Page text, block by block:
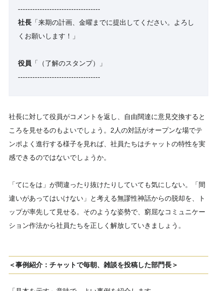
----------------------------------
社長 「来期の計画、金曜までに提出してください。よろし
くお願いします！」
役員 「（了解のスタンプ）」
----------------------------------
社長に対して役員がコメントを返し、自由闊達に意見交換すると
ころを見せるのもよいでしょう。2人の対話がオープンな場でテ
ンポよく進行する様子を見れば、社員たちはチャットの特性を実
感できるのではないでしょうか。
「てにをは」が間違ったり抜けたりしていても気にしない。「間
違いがあってはいけない」と考える無謬性神話からの脱却を、ト
ップが率先して見せる。そのような姿勢で、窮屈なコミュニケー
ション作法から社員たちを正しく解放していきましょう。
＜事例紹介：チャットで毎朝、雑談を投稿した部門長＞